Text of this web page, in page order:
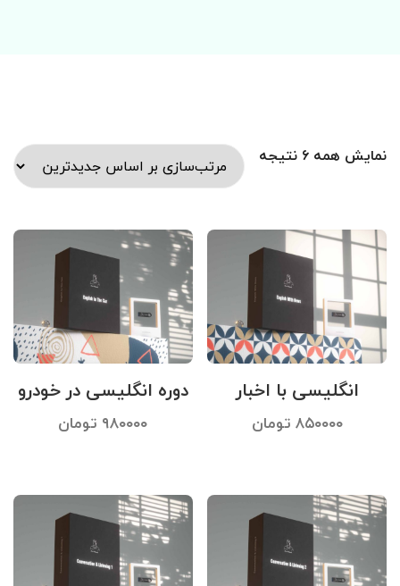
نمایش همه ۶ نتیجه
انگلیسی با اخبار
۸۵۰۰۰۰ تومان
دوره انگلیسی در خودرو
۹۸۰۰۰۰ تومان